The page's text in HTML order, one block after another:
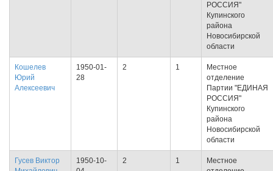
РОССИЯ"
Купинского
района
Новосибирской
области
Кошелев
Юрий
Алексеевич
1950-01-
28
2 1
Местное
отделение
Партии "ЕДИНАЯ
РОССИЯ"
Купинского
района
Новосибирской
области
Гусев Виктор
1950-10-
2 1
Местное